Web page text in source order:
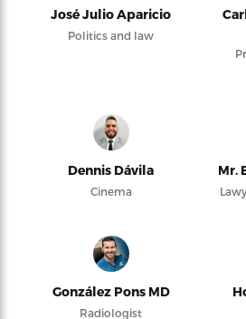
José Julio Aparicio
Politics and law
Dennis Dávila
Cinema
Mr.
González Pons MD
Radiologist